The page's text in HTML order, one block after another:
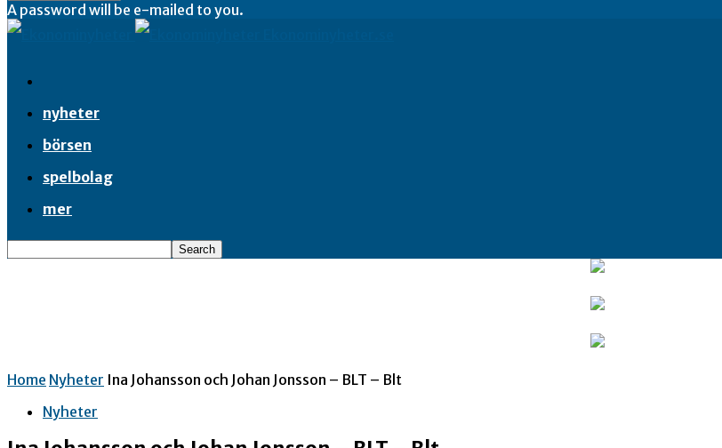
A password will be e-mailed to you.
nyheter
börsen
spelbolag
mer
Home Nyheter Ina Johansson och Johan Jonsson – BLT – Blt
Nyheter